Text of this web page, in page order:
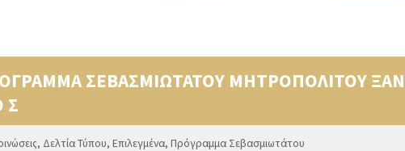
ΣΕΒΑΣΜΙΩΤΑΤΟΥ ΜΗΤΡΟΠΟΛΙΤΟΥ
Σ
, Δελτία Τύπου, Επιλεγμένα, Πρόγραμμα Σεβασμιωτάτου